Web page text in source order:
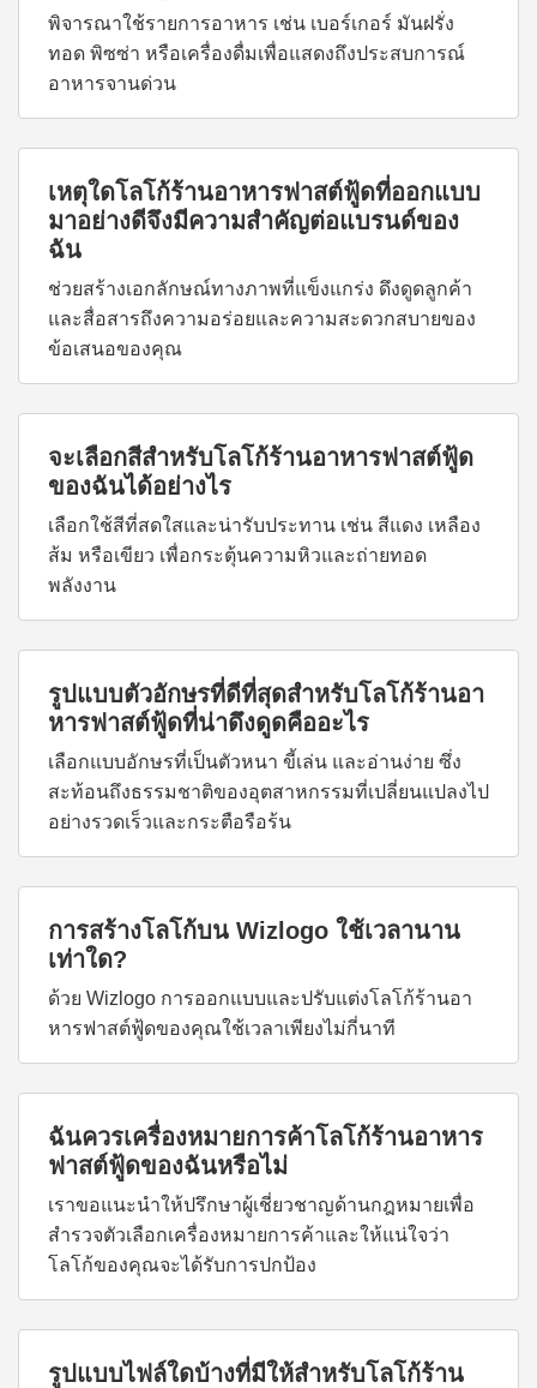
พิจารณาใช้รายการอาหาร เช่น เบอร์เกอร์ มันฝรั่ง
ทอด พิซซ่า หรือเครื่องดื่มเพื่อแสดงถึงประสบการณ์
อาหารจานด่วน
เหตุใดโลโก้ร้านอาหารฟาสต์ฟู้ดที่ออกแบบ
มาอย่างดีจึงมีความสำคัญต่อแบรนด์ของ
ฉัน
ช่วยสร้างเอกลักษณ์ทางภาพที่แข็งแกร่ง ดึงดูดลูกค้า
และสื่อสารถึงความอร่อยและความสะดวกสบายของ
ข้อเสนอของคุณ
จะเลือกสีสำหรับโลโก้ร้านอาหารฟาสต์ฟู้ด
ของฉันได้อย่างไร
เลือกใช้สีที่สดใสและน่ารับประทาน เช่น สีแดง เหลือง
ส้ม หรือเขียว เพื่อกระตุ้นความหิวและถ่ายทอด
พลังงาน
รูปแบบตัวอักษรที่ดีที่สุดสำหรับโลโก้ร้านอา
หารฟาสต์ฟู้ดที่น่าดึงดูดคืออะไร
เลือกแบบอักษรที่เป็นตัวหนา ขี้เล่น และอ่านง่าย ซึ่ง
สะท้อนถึงธรรมชาติของอุตสาหกรรมที่เปลี่ยนแปลงไป
อย่างรวดเร็วและกระตือรือร้น
การสร้างโลโก้บน Wizlogo ใช้เวลานาน
เท่าใด?
ด้วย Wizlogo การออกแบบและปรับแต่งโลโก้ร้านอา
หารฟาสต์ฟู้ดของคุณใช้เวลาเพียงไม่กี่นาที
ฉันควรเครื่องหมายการค้าโลโก้ร้านอาหาร
ฟาสต์ฟู้ดของฉันหรือไม่
เราขอแนะนำให้ปรึกษาผู้เชี่ยวชาญด้านกฎหมายเพื่อ
สำรวจตัวเลือกเครื่องหมายการค้าและให้แน่ใจว่า
โลโก้ของคุณจะได้รับการปกป้อง
รูปแบบไฟล์ใดบ้างที่มีให้สำหรับโลโก้ร้าน